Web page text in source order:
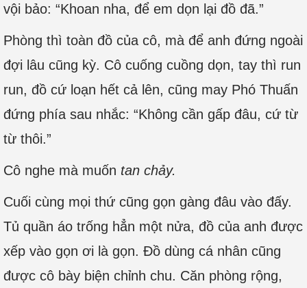
vội bảo: “Khoan nha, để em dọn lại đồ đã.”
Phòng thì toàn đồ của cô, mà để anh đứng ngoài
đợi lâu cũng kỳ. Cô cuống cuồng dọn, tay thì run
run, đồ cứ loạn hết cả lên, cũng may Phó Thuấn
đứng phía sau nhắc: “Không cần gấp đâu, cứ từ
từ thôi.”
Cô nghe mà muốn tan chảy.
Cuối cùng mọi thứ cũng gọn gàng đâu vào đấy.
Tủ quần áo trống hẳn một nửa, đồ của anh được
xếp vào gọn ơi là gọn. Đồ dùng cá nhân cũng
được cô bày biện chỉnh chu. Căn phòng rộng,